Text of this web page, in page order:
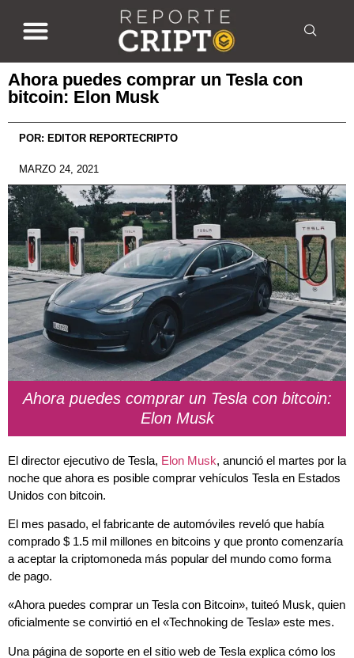
Ahora puedes comprar un Tesla con
bitcoin: Elon Musk
POR: EDITOR REPORTECRIPTO
MARZO 24, 2021
Ahora puedes comprar un Tesla con bitcoin:
Elon Musk
El director ejecutivo de Tesla, Elon Musk, anunció el martes por la
noche que ahora es posible comprar vehículos Tesla en Estados
Unidos con bitcoin.
El mes pasado, el fabricante de automóviles reveló que había
comprado $ 1.5 mil millones en bitcoins y que pronto comenzaría
a aceptar la criptomoneda más popular del mundo como forma
de pago.
«Ahora puedes comprar un Tesla con Bitcoin», tuiteó Musk, quien
oficialmente se convirtió en el «Technoking de Tesla» este mes.
Una página de soporte en el sitio web de Tesla explica cómo los